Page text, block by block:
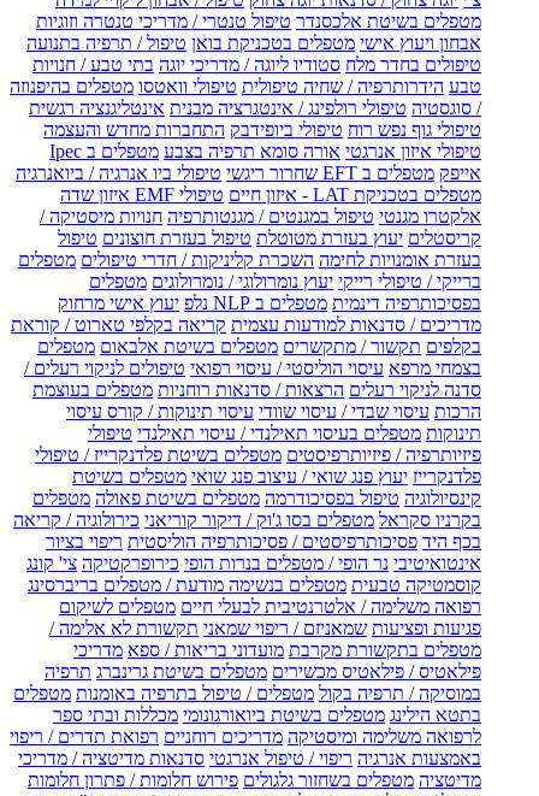
מטפלים בשיטת אלכסנדר טיפול טנטרי / מדריכי טנטרה וזוגיות
אבחון ויעוץ אישי מטפלים בטכניקת בואן טיפול / תרפיה בתנועה
טיפולים בחדר מלח סטודיו ליוגה / מדריכי יוגה בתי טבע / חנויות
טבע הידרותרפיה / שחיה טיפולית טיפולי וואטסו מטפלים בהיפנוזה
/ סוגסטיה טיפולי רולפינג / אינטגרציה מבנית אינטליגנציה רגשית
טיפולי גוף נפש רוח טיפולי ביופידבק התחברות מחדש והעצמה
טיפולי איזון אנרגטי אורה סומא תרפיה בצבע
מטפלים ב Ipec
אייפק מטפלים ב EFT שחרור ריגשי
טיפולי ביו אנרגיה / ביואנרגיה
מטפלים בטכניקת LAT - איזון חיים
טיפולי EMF איזון שדה
אלקטרו מגנטי טיפול במגנטים / מגנטותרפיה חנויות מיסטיקה /
קריסטלים יעוץ בעזרת מטוטלת טיפול בעזרת חוצונים טיפול
בעזרת אומנויות לחימה השכרת קליניקות / חדרי טיפולים מטפלים
ברייקי / טיפולי רייקי יעוץ נומרולוגי / נומרולוגים מטפלים
בפסיכותרפיה דינמית מטפלים ב NLP נלפ
יעוץ אישי מרחוק
מדריכים / סדנאות למודעות עצמית קריאה בקלפי טארוט / קוראת
בקלפים תקשור / מתקשרים מטפלים בשיטת אלבאום מטפלים
בצמחי מרפא עיסוי הוליסטי / עיסוי רפואי טיפולים לניקוי רעלים /
סדנה לניקוי רעלים הרצאות / סדנאות רוחניות מטפלים בעוצמת
הרכות עיסוי שבדי / עיסוי שוודי עיסוי תינוקות / קורס עיסוי
תינוקות מטפלים בעיסוי תאילנדי / עיסוי תאילנדי טיפולי
פיזיותרפיה / פיזיותרפיסטים מטפלים בשיטת פלדנקרייז / טיפולי
פלדנקרייז יעוץ פנג שואי / עיצוב פנג שואי מטפלים בשיטת
קינסיולוגיה טיפול בפסיכודרמה מטפלים בשיטת פאולה מטפלים
בקרניו סקראל מטפלים בסו ג'וק / דיקור קוריאני כירולוגיה / קריאה
בכף היד פסיכותרפיסטים / פסיכותרפיה הוליסטית ריפוי בציור
אינטואיטיבי נר הופי / מטפלים בנרות הופי כירופרקטיקה צי' קונג
קוסמטיקה טבעית מטפלים בנשימה מודעת / מטפלים בריברסינג
רפואה משלימה / אלטרנטיבית לבעלי חיים מטפלים לשיקום
פגיעות ופציעות שמאניזם / ריפוי שמאני תקשורת לא אלימה /
מטפלים בתקשורת מקרבת מועדוני בריאות / ספא מדריכי
פילאטיס / פילאטיס מכשירים מטפלים בשיטת גרינברג תרפיה
במוסיקה / תרפיה בקול מטפלים / טיפול בתרפיה באומנות מטפלים
בתטא הילינג מטפלים בשיטת ביואורגונומי מכללות ובתי ספר
לרפואה משלימה ומיסטיקה מדריכים רוחניים רפואת תדרים / ריפוי
באמצעות אנרגיה ריפוי / טיפול אנרגטי סדנאות מדיטציה / מדריכי
מדיטציה מטפלים בשחזור גלגולים פירוש חלומות / פתרון חלומות